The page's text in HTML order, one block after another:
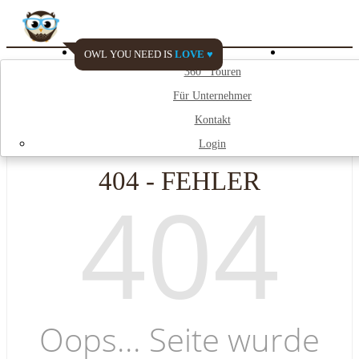
360° Touren
Für Unternehmer
Kontakt
Login
OWL YOU NEED IS LOVE ♥
Watch My City
404 - FEHLER
404
Oops... Seite wurde